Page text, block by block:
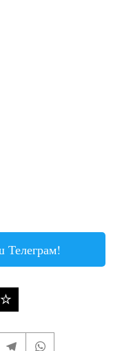
Телеграм!